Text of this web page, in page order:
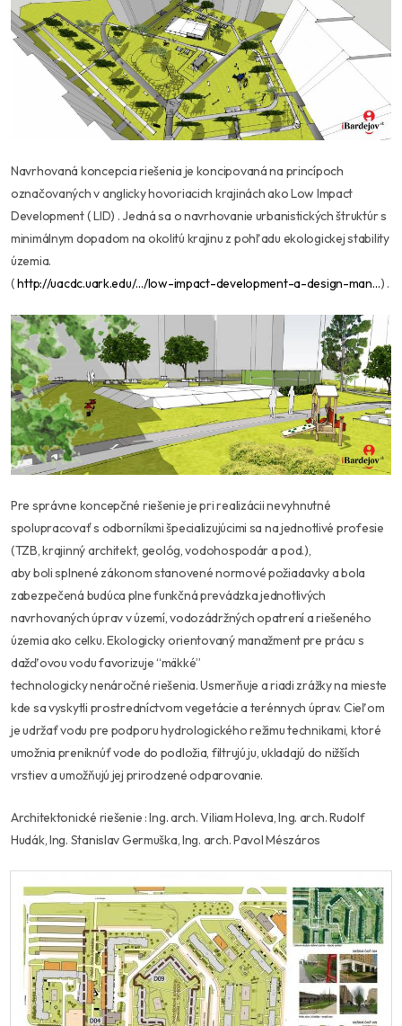
Navrhovaná koncepcia riešenia je koncipovaná na princípoch
označovaných v anglicky hovoriacich krajinách ako Low Impact
Development ( LID) . Jedná sa o navrhovanie urbanistických štruktúr s
minimálnym dopadom na okolitú krajinu z pohľadu ekologickej stability
územia.
(http://uacdc.uark.edu/…/low-impact-development-a-design-man…) .
Pre správne koncepčné riešenie je pri realizácii nevyhnutné
spolupracovať s odborníkmi špecializujúcimi sa na jednotlivé profesie
(TZB, krajinný architekt, geológ, vodohospodár a pod.),
aby boli splnené zákonom stanovené normové požiadavky a bola
zabezpečená budúca plne funkčná prevádzka jednotlivých
navrhovaných úprav v území, vodozádržných opatrení a riešeného
územia ako celku. Ekologicky orientovaný manažment pre prácu s
dažďovou vodu favorizuje “mäkké”
technologicky nenáročné riešenia. Usmerňuje a riadi zrážky na mieste
kde sa vyskytli prostredníctvom vegetácie a terénnych úprav. Cieľom
je udržať vodu pre podporu hydrologického režimu technikami, ktoré
umožnia preniknúť vode do podložia, filtrujú ju, ukladajú do nižších
vrstiev a umožňujú jej prirodzené odparovanie.
Architektonické riešenie : Ing. arch. Viliam Holeva, Ing. arch. Rudolf
Hudák, Ing. Stanislav Germuška, Ing. arch. Pavol Mészáros